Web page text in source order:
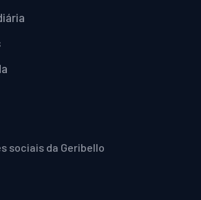
sociais da Geribello